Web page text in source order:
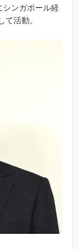
シンガポール経
て活動。